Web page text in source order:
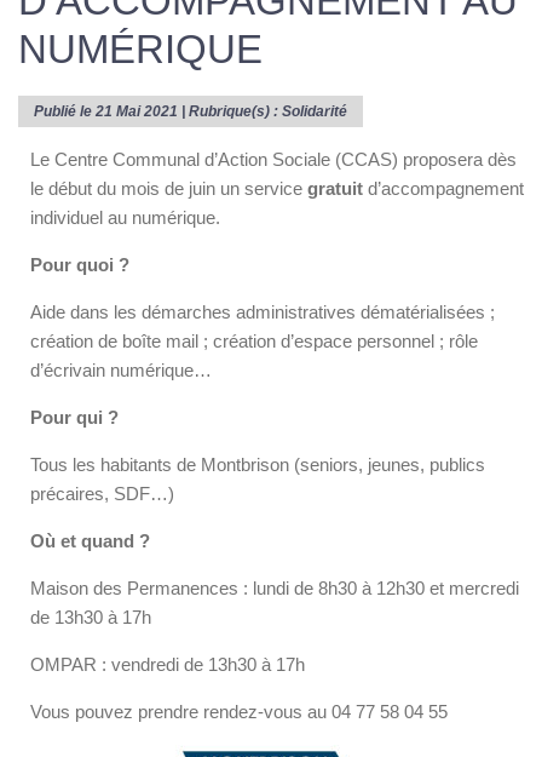
NUMÉRIQUE
Publié le 21 Mai 2021 | Rubrique(s) : Solidarité
Le Centre Communal d’Action Sociale (CCAS) proposera dès
le début du mois de juin un service gratuit d’accompagnement
individuel au numérique.
Pour quoi ?
Aide dans les démarches administratives dématérialisées ;
création de boîte mail ; création d’espace personnel ; rôle
d’écrivain numérique…
Pour qui ?
Tous les habitants de Montbrison (seniors, jeunes, publics
précaires, SDF…)
Où et quand ?
Maison des Permanences : lundi de 8h30 à 12h30 et mercredi
de 13h30 à 17h
OMPAR : vendredi de 13h30 à 17h
Vous pouvez prendre rendez-vous au 04 77 58 04 55